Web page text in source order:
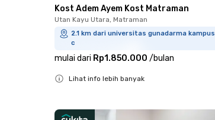
Kost Adem Ayem Kost Matraman
Utan Kayu Utara, Matraman
2.1 km dari universitas gunadarma kampus
c
mulai dari Rp1.850.000 /bulan
Lihat info lebih banyak